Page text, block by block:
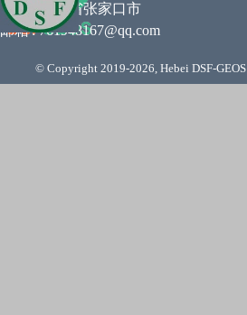
住所 :河北省张家口市
邮箱:761948167@qq.com
© Copyright 2019-2026, Hebei DSF-